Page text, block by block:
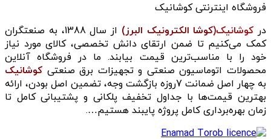
فروشگاه اینترنتی کوشانیک
در کوشانیک(کوشا الکترونیک البرز)
از سال 1388، به صنعتگران
کمک می‌کنیم تا ضمن ارتقای دانش تخصصی، کالای مورد نیاز
خود را با مناسب‌ترین قیمت بیابند. ما در فروشگاه آنلاین
محصولات اتوماسیون صنعتی و تجهیزات برق صنعتی کوشانیک
به چهار اصل ضمانت 7روزه بازگشت وجه، تضمین اصل بودن، ارائه
بهترین قیمت‌ها با جداول تخفیف پلکانی و پشتیبانی کامل تا
زمان بهره‌برداری کامل پروژه پایبند هستیم….